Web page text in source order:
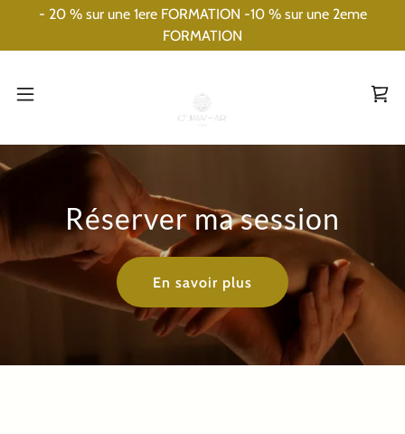
- 20 % sur une 1ere FORMATION -10 % sur une 2eme
FORMATION
Réserver ma session
En savoir plus